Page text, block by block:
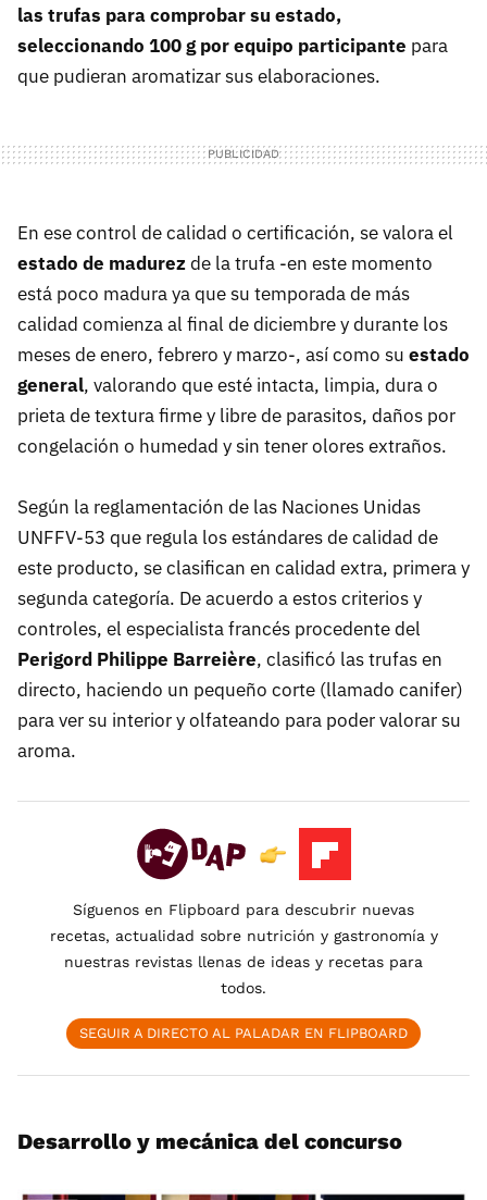
las trufas para comprobar su estado,
seleccionando 100 g por equipo participante para
que pudieran aromatizar sus elaboraciones.
En ese control de calidad o certificación, se valora el
estado de madurezde la trufa -en este momento
está poco madura ya que su temporada de más
calidad comienza al final de diciembre y durante los
meses de enero, febrero y marzo-, así como su estado
general, valorando que esté intacta, limpia, dura o
prieta de textura firme y libre de parasitos, daños por
congelación o humedad y sin tener olores extraños.
Según la reglamentación de las Naciones Unidas
UNFFV-53 que regula los estándares de calidad de
este producto, se clasifican en calidad extra, primera y
segunda categoría. De acuerdo a estos criterios y
controles, el especialista francés procedente del
Perigord Philippe Barreière, clasificó las trufas en
directo, haciendo un pequeño corte (llamado canifer)
para ver su interior y olfateando para poder valorar su
aroma.
Síguenos en Flipboard para descubrir nuevas
recetas, actualidad sobre nutrición y gastronomía y
nuestras revistas llenas de ideas y recetas para
todos.
SEGUIR A DIRECTO AL PALADAR EN FLIPBOARD
Desarrollo y mecánica del concurso